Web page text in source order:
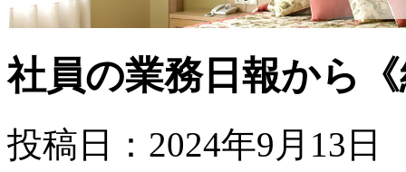
社員の業務日報から
投稿日：2024年9月13日